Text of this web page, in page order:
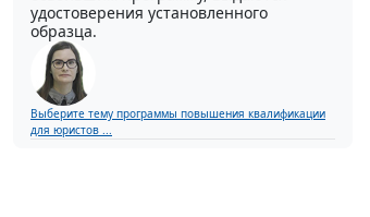
удостоверения установленного
образца.
Выберите тему программы повышения квалификации
для юристов ...